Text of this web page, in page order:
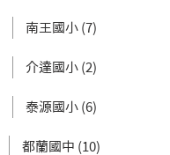
南王國小 (7)
介達國小 (2)
泰源國小 (6)
都蘭國中 (10)